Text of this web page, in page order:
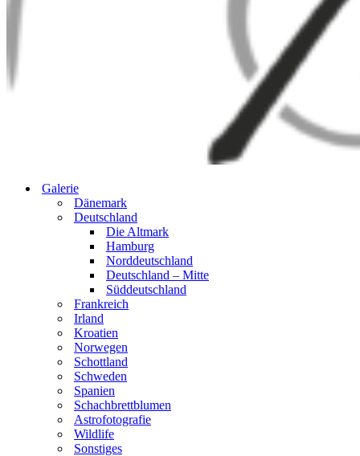
Galerie
Dänemark
Deutschland
Die Altmark
Hamburg
Norddeutschland
Deutschland – Mitte
Süddeutschland
Frankreich
Irland
Kroatien
Norwegen
Schottland
Schweden
Spanien
Schachbrettblumen
Astrofotografie
Wildlife
Sonstiges